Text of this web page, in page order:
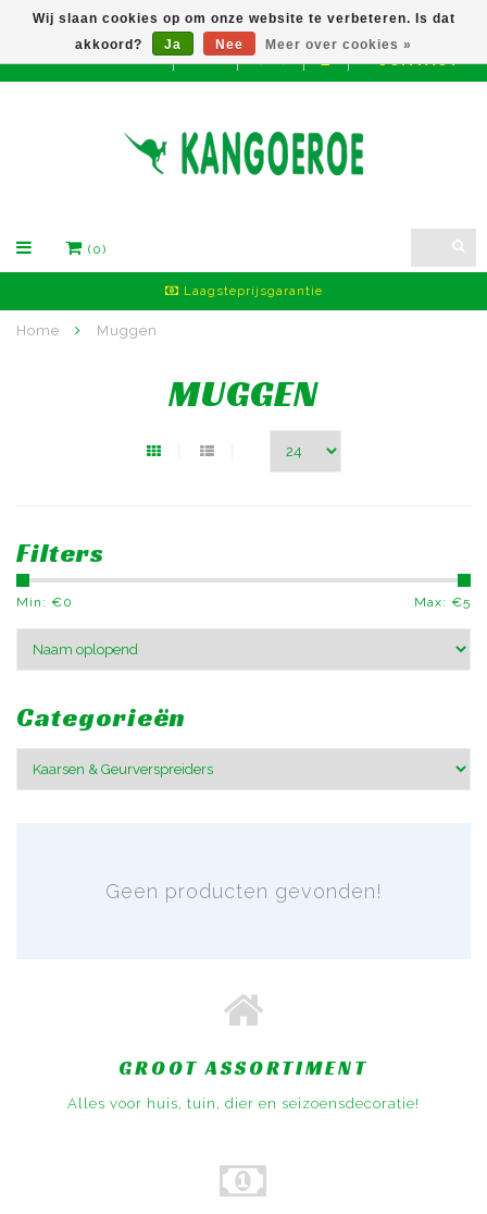
EUR CONTACT
(0)
Laagsteprijsgarantie
Home Muggen
MUGGEN
Filters
Min: €0 Max: €5
Categorieën
Geen producten gevonden!
Wij slaan cookies op om onze website te verbeteren. Is dat
akkoord?
Ja Nee Meer over cookies »
GROOT ASSORTIMENT
Alles voor huis, tuin, dier en seizoensdecoratie!